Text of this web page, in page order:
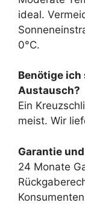
ideal.
0°C.
Benötige
Austausch?
Ein
meist. Wir
Garantie
24 Monate